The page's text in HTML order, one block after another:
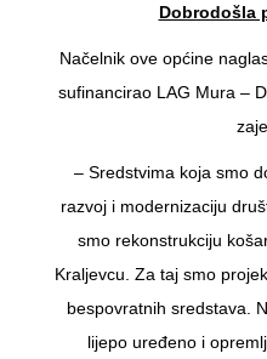
Dobrodošla
Načelnik ove općine
sufinancirao LAG Mura –
– Sredstvima koja smo
razvoj i modernizaciju
smo rekonstrukciju
Kraljevcu. Za taj smo
bespovratnih sredstava.
lijepo uređeno i